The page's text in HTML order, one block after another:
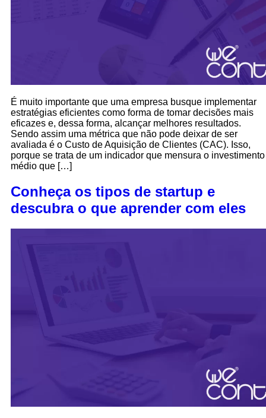
É muito importante que uma empresa busque implementar
estratégias eficientes como forma de tomar decisões mais
eficazes e, dessa forma, alcançar melhores resultados.
Sendo assim uma métrica que não pode deixar de ser
avaliada é o Custo de Aquisição de Clientes (CAC). Isso,
porque se trata de um indicador que mensura o investimento
médio que […]
Conheça os tipos de startup e
descubra o que aprender com eles